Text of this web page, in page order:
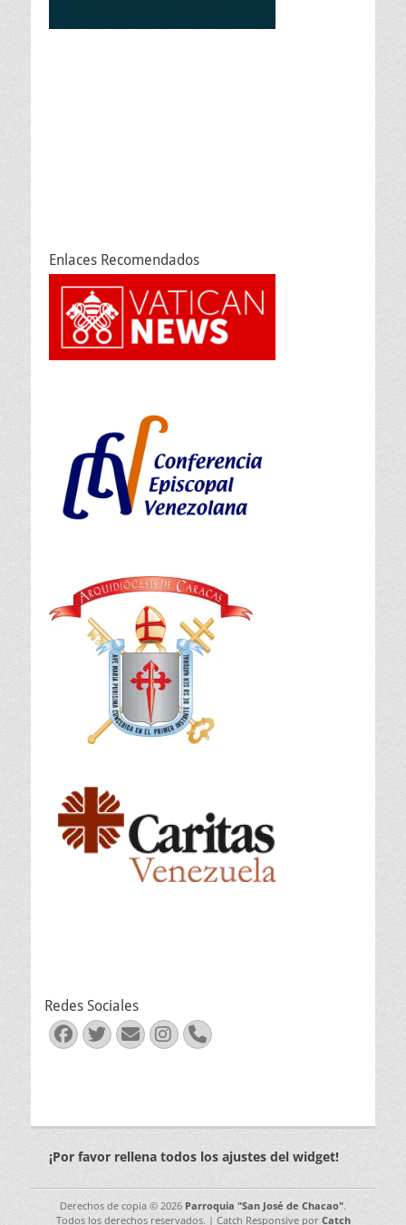
Enlaces Recomendados
Redes Sociales
Facebook
Twitter
Correo
electrónico
Instagram
Teléfono
¡Por favor rellena todos los ajustes del widget!
Derechos de copia © 2026 Parroquia "San José de Chacao".
Todos los derechos reservados. | Catch Responsive por Catch